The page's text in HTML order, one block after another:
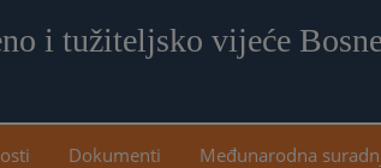
i tužiteljsko vijeće
Dokumenti Međunarodna